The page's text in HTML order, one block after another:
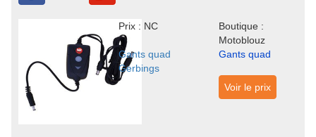
Prix : NC
Boutique :
Motoblouz
Gants quad
Gerbings
Gants quad
Voir le prix